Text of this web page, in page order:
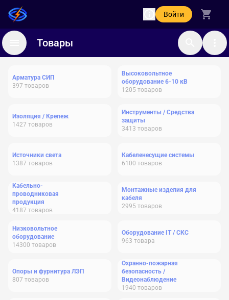
Войти
Товары
Арматура СИП
397 товаров
Высоковольтное
оборудование 6-10 кВ
1205 товаров
Изоляция / Крепеж
1427 товаров
Инструменты / Средства
защиты
3413 товаров
Источники света
1387 товаров
Кабеленесущие системы
6100 товаров
Кабельно-
проводниковая
продукция
4187 товаров
Монтажные изделия для
кабеля
2995 товаров
Низковольтное
оборудование
14300 товаров
Оборудование IT / СКС
963 товара
Опоры и фурнитура ЛЭП
807 товаров
Охранно-пожарная
безопасность /
Видеонаблюдение
1940 товаров